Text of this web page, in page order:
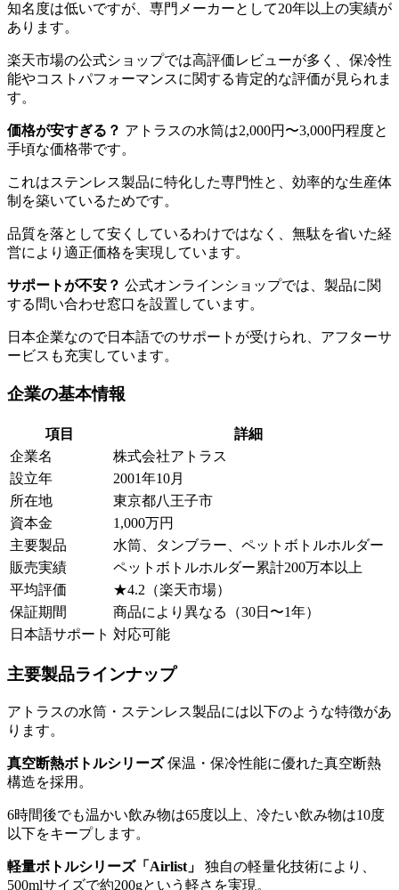
知名度は低いですが、専門メーカーとして20年以上の実績が
あります。
楽天市場の公式ショップでは高評価レビューが多く、保冷性
能やコストパフォーマンスに関する肯定的な評価が見られま
す。
価格が安すぎる？ アトラスの水筒は2,000円〜3,000円程度と
手頃な価格帯です。
これはステンレス製品に特化した専門性と、効率的な生産体
制を築いているためです。
品質を落として安くしているわけではなく、無駄を省いた経
営により適正価格を実現しています。
サポートが不安？ 公式オンラインショップでは、製品に関
する問い合わせ窓口を設置しています。
日本企業なので日本語でのサポートが受けられ、アフターサ
ービスも充実しています。
企業の基本情報
項目
詳細
企業名
株式会社アトラス
設立年
2001年10月
所在地
東京都八王子市
資本金
1,000万円
主要製品
水筒、タンブラー、ペットボトルホルダー
販売実績
ペットボトルホルダー累計200万本以上
平均評価
★4.2（楽天市場）
保証期間
商品により異なる（30日〜1年）
日本語サポート 対応可能
主要製品ラインナップ
アトラスの水筒・ステンレス製品には以下のような特徴があ
ります。
真空断熱ボトルシリーズ保温・保冷性能に優れた真空断熱
構造を採用。
6時間後でも温かい飲み物は65度以上、冷たい飲み物は10度
以下をキープします。
軽量ボトルシリーズ「Airlist」
独自の軽量化技術により、
500mlサイズで約200gという軽さを実現。